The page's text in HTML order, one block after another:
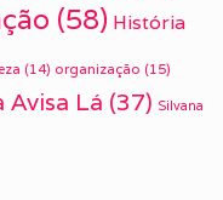
(58) História
(14) organização (15)
Avisa Lá (37) Silvana